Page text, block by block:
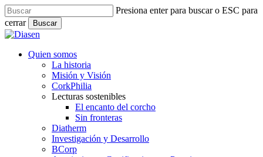
Skip
to
main
content
Presiona enter para buscar o ESC para
cerrar
Buscar
Close
search
Menu
Quien somos
La historia
Misión y Visión
CorkPhilia
Lecturas sostenibles
El encanto del corcho
Sin fronteras
Diatherm
Investigación y Desarrollo
BCorp